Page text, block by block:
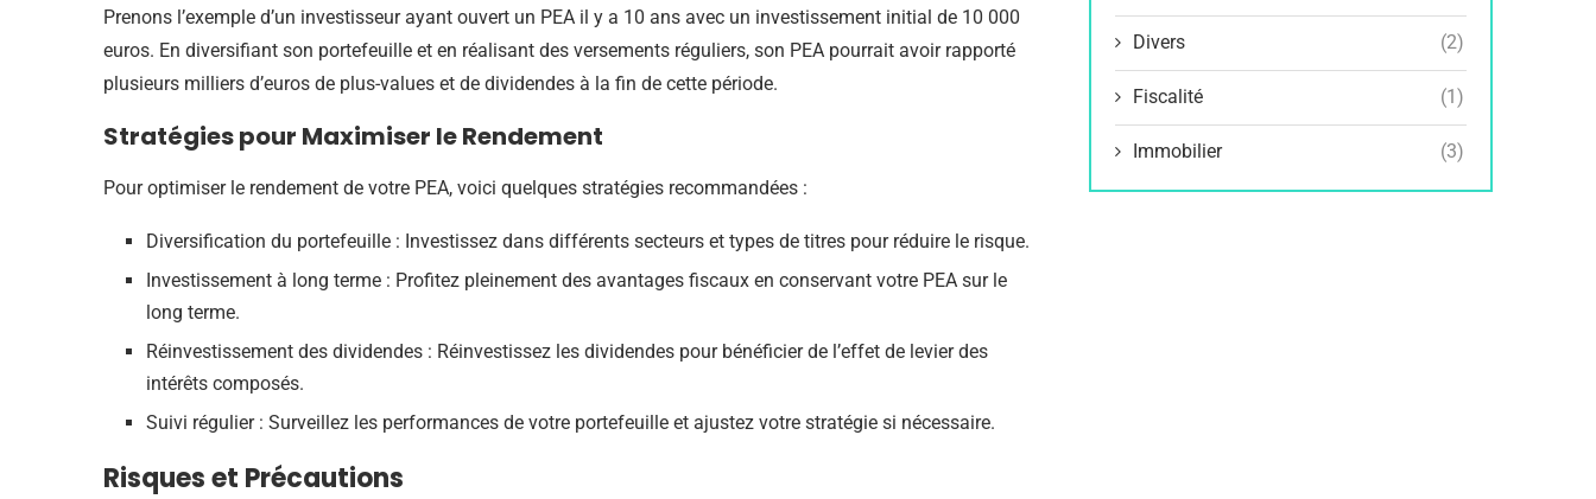
Prenons l’exemple d’un investisseur ayant ouvert un PEA il y a 10 ans avec un investissement initial de 10 000
euros. En diversifiant son portefeuille et en réalisant des versements réguliers, son PEA pourrait avoir rapporté
plusieurs milliers d’euros de plus-values et de dividendes à la fin de cette période.
Stratégies pour Maximiser le Rendement
Pour optimiser le rendement de votre PEA, voici quelques stratégies recommandées :
Diversification du portefeuille : Investissez dans différents secteurs et types de titres pour réduire le risque.
Investissement à long terme : Profitez pleinement des avantages fiscaux en conservant votre PEA sur le
long terme.
Réinvestissement des dividendes : Réinvestissez les dividendes pour bénéficier de l’effet de levier des
intérêts composés.
Suivi régulier : Surveillez les performances de votre portefeuille et ajustez votre stratégie si nécessaire.
Risques et Précautions
Divers (2)
Fiscalité (1)
Immobilier (3)